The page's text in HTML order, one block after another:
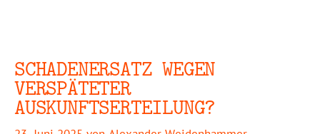
SCHADENERSATZ WEGEN
VERSPÄTETER
AUSKUNFTSERTEILUNG?